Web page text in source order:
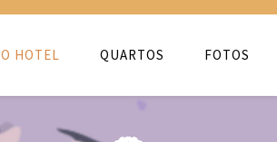
O HOTEL QUARTOS FOTOS